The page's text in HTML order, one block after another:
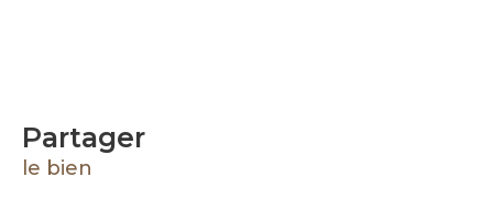
partager
le bien